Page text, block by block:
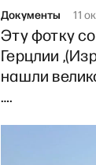
Документы 11
Эту фотку
Герцлии
нашли
….